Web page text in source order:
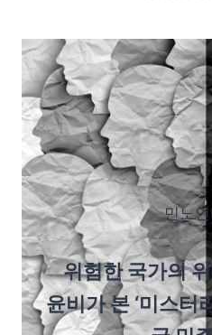
민노
위험한 국가의
윤비가 본 ‘미스터